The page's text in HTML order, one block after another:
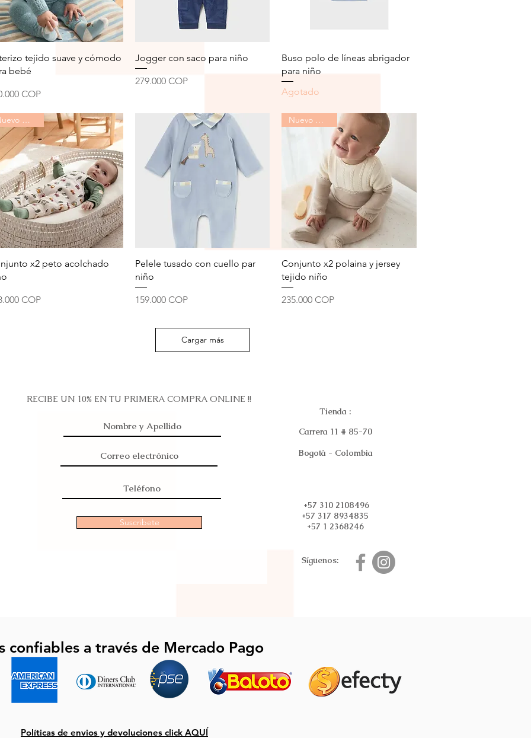
Vista rápida
tejido suave y cómodo
bebé
COP
Vista rápida
Jogger con saco para niño
Precio
279.000 COP
Vista rápida
Buso polo de líneas abrigador
para niño
Agotado
Vista rápida
Nuevo Mayoral
x2 peto acolchado
COP
Vista rápida
Pelele tusado con cuello par
niño
Precio
159.000 COP
Vista rápida
Nuevo Mayoral
Conjunto x2 polaina y jersey
tejido niño
Precio
235.000 COP
Cargar más
RECIBE UN 10% EN TU PRIMERA COMPRA ONLINE !!
Suscribete
Tienda :
Carrera 11 # 85-70
Bogotá - Colombia
+57 310 2108496
+57 317 8934835
+57 1 2368246
Síguenos:
confiables a través de Mercado Pago
Políticas de envios y devoluciones click AQUÍ